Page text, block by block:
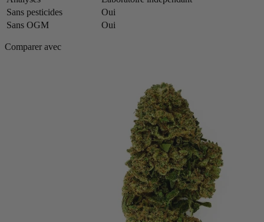
Sans pesticides
Oui
Sans OGM
Oui
Comparer avec